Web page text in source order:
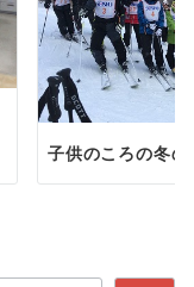
子供のころの冬の